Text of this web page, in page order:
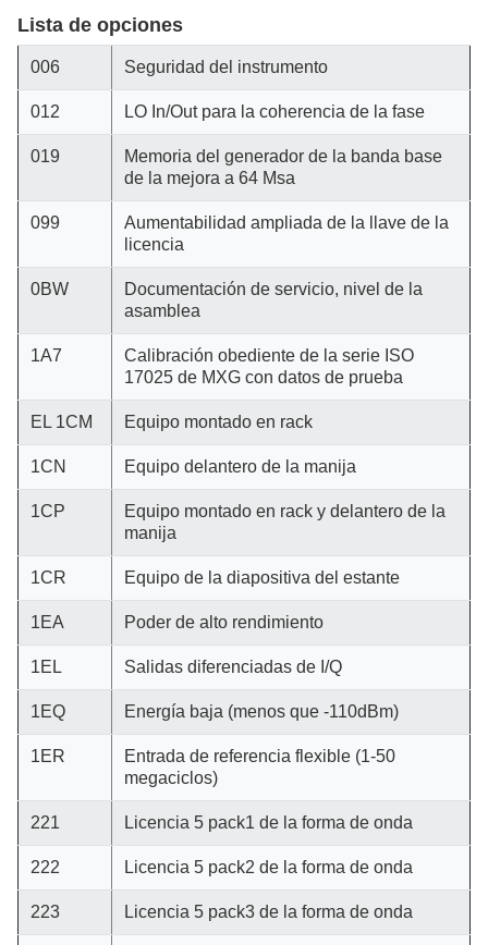
Lista de opciones
006 Seguridad del instrumento
012 LO In/Out para la coherencia de la fase
019
Memoria del generador de la banda base
de la mejora a 64 Msa
099
Aumentabilidad ampliada de la llave de la
licencia
0BW
Documentación de servicio, nivel de la
asamblea
1A7
Calibración obediente de la serie ISO
17025 de MXG con datos de prueba
EL 1CM Equipo montado en rack
1CN Equipo delantero de la manija
1CP
Equipo montado en rack y delantero de la
manija
1CR Equipo de la diapositiva del estante
1EA Poder de alto rendimiento
1EL Salidas diferenciadas de I/Q
1EQ Energía baja (menos que -110dBm)
1ER
Entrada de referencia flexible (1-50
megaciclos)
221 Licencia 5 pack1 de la forma de onda
222 Licencia 5 pack2 de la forma de onda
223 Licencia 5 pack3 de la forma de onda